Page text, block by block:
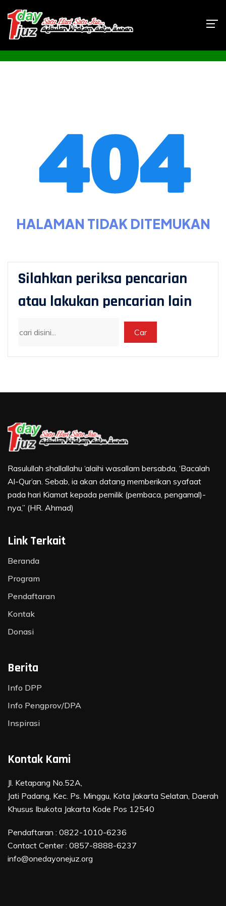
HALAMAN TIDAK DITEMUKAN
Silahkan periksa pencarian
atau lakukan pencarian lain
Car
Rasulullah shallallahu ‘alaihi wasallam bersabda, ‘Bacalah
Al-Qur’an. Sebab, ia akan datang memberikan syafaat
pada hari Kiamat kepada pemilik (pembaca, pengamal)-
nya,” (HR. Ahmad)
Link Terkait
Beranda
Program
Pendaftaran
Kontak
Donasi
Berita
Info DPP
Info Pengprov/DPA
Inspirasi
Kontak Kami
Jl. Ketapang No.52A,
Jati Padang, Kec. Ps. Minggu, Kota Jakarta Selatan, Daerah
Khusus Ibukota Jakarta Kode Pos 12540
Pendaftaran : 0822-1010-6236
Contact Center : 0857-8888-6237
info@onedayonejuz.org